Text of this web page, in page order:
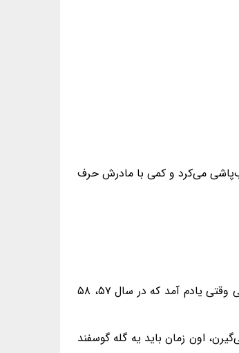
آب‌پاشی می‌کرد و کمی با مادرش حرف
دیشب یک ظرف یک لیتری با خودم بردم پمپ بنزین و مبلغ ۵۰۰۰ تومان دادم یک لیتر بنزین گرفتم، اولش خیلى شاكى و ناراحت شدم. ولى وقتى یادم آمد که در سال ۵۷، ۵۸
اون زمان باید یه گله گوسفند